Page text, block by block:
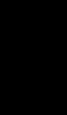
OneUp
tối thiểu 10
tính nhất
25.000